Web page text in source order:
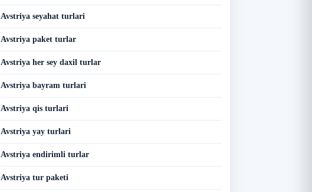
Avstriya seyahat turlari
Avstriya paket turlar
Avstriya her sey daxil turlar
Avstriya bayram turlari
Avstriya qis turlari
Avstriya yay turlari
Avstriya endirimli turlar
Avstriya tur paketi